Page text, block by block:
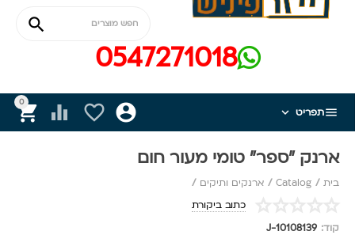
0547271018
0
 
 

תפריט 
ארנק "ספר" טומי מעור חום
בית /
Catalog
/ ארנקים ותיקים /
כתוב ביקורת
קוד: J-10108139